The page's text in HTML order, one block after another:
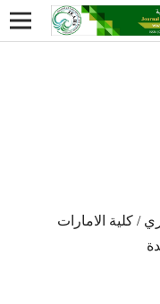
/ كلية الامارات